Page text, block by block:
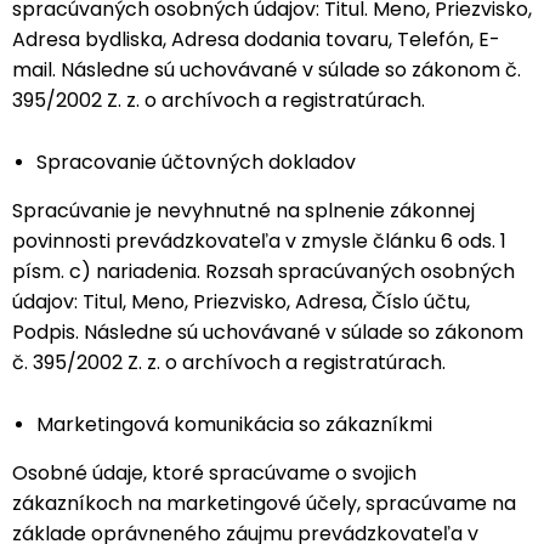
spracúvaných osobných údajov: Titul. Meno, Priezvisko,
Adresa bydliska, Adresa dodania tovaru, Telefón, E-
mail. Následne sú uchovávané v súlade so zákonom č.
395/2002 Z. z. o archívoch a registratúrach.
Spracovanie účtovných dokladov
Spracúvanie je nevyhnutné na splnenie zákonnej
povinnosti prevádzkovateľa v zmysle článku 6 ods. 1
písm. c) nariadenia. Rozsah spracúvaných osobných
údajov: Titul, Meno, Priezvisko, Adresa, Číslo účtu,
Podpis. Následne sú uchovávané v súlade so zákonom
č. 395/2002 Z. z. o archívoch a registratúrach.
Marketingová komunikácia so zákazníkmi
Osobné údaje, ktoré spracúvame o svojich
zákazníkoch na marketingové účely, spracúvame na
základe oprávneného záujmu prevádzkovateľa v